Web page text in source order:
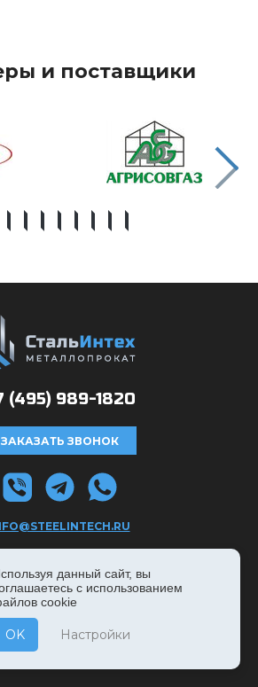
и поставщики
(495)989-1820
ЗАКАЗАТЬ ЗВОНОК
РЯЗАНСКИЙ ПРОСПЕКТ Д. 8А, С. 1.
— ВСЕ ПРАВА ЗАЩИЩЕНЫ
КОНФИДЕНЦИАЛЬНОСТИ
СОГЛАШЕНИЕ
данный сайт, вы
с использованием
cookie
OK Настройки